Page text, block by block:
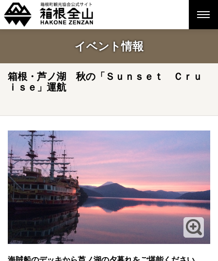
イベント情報
箱根・芦ノ湖 秋の「Ｓｕｎｓｅｔ Ｃｒｕ
ｉｓｅ」運航